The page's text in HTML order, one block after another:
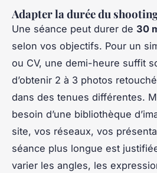
Adapter la durée du
Une séance peut durer de 30
selon vos objectifs. Pour un
ou CV, une demi-heure suffit
d’obtenir 2 à 3 photos
dans des tenues différentes.
besoin d’une bibliothèque
site, vos réseaux, vos
séance plus longue est
varier les angles, les